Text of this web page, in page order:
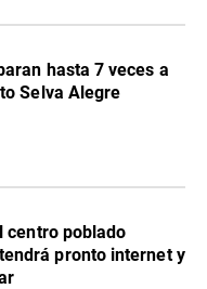
hasta 7 veces a
Selva Alegre
centro poblado
pronto internet y